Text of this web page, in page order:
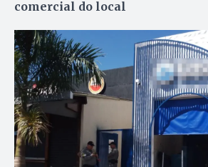
comercial do local